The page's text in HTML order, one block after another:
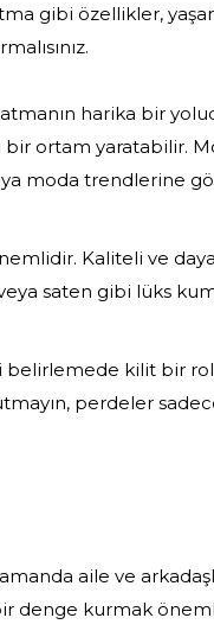
gibi özellikler,
harika bir
ortam yaratabilir.
moda
Kaliteli ve
saten gibi lüks
kilit bir rol
perdeler
aile ve
denge kurmak